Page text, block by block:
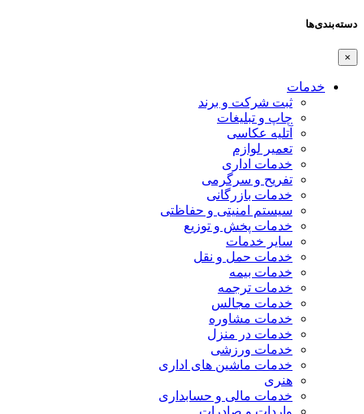
دسته‌بندی‌ها
×
خدمات
ثبت شرکت و برند
چاپ و تبلیغات
آتلیه عکاسی
تعمیر لوازم
خدمات اداری
تفریح و سرگرمی
خدمات بازرگانی
سیستم امنیتی و حفاظتی
خدمات پخش و توزیع
سایر خدمات
خدمات حمل و نقل
خدمات بیمه
خدمات ترجمه
خدمات مجالس
خدمات مشاوره
خدمات در منزل
خدمات ورزشی
خدمات ماشین های اداری
هنری
خدمات مالی و حسابداری